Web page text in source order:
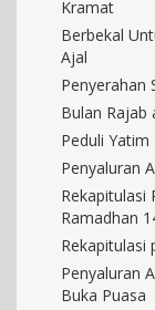
Kramat
Berbekal
Ajal
Penyerahan
Bulan Rajab
Peduli Yatim
Penyaluran
Rekapitulasi
Ramadhan
Rekapitulasi
Penyaluran
Buka Puasa